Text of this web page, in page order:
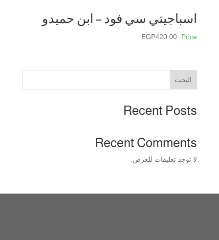
اسباجيتي سي فود – ابن حميدو
EGP420.00
البحث
Recent Posts
Recent Comments
لا توجد تعليقات للعرض.